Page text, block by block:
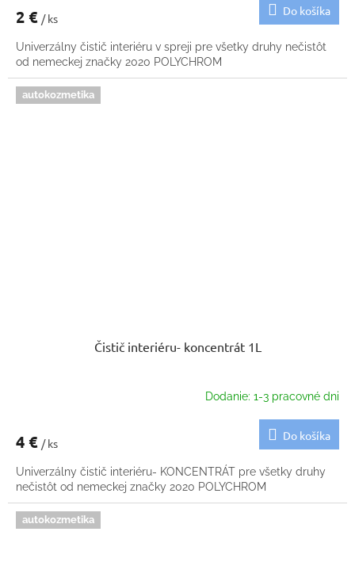
2 € / ks
Do košíka
Univerzálny čistič interiéru v spreji pre všetky druhy nečistôt
od nemeckej značky 2020 POLYCHROM
autokozmetika
Čistič interiéru- koncentrát 1L
Dodanie: 1-3 pracovné dni
4 € / ks
Do košíka
Univerzálny čistič interiéru- KONCENTRÁT pre všetky druhy
nečistôt od nemeckej značky 2020 POLYCHROM
autokozmetika